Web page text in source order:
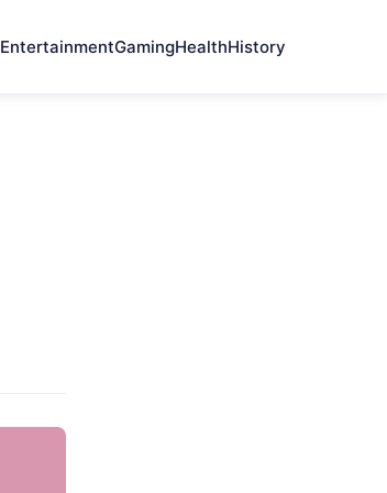
EntertainmentGamingHealthHistory